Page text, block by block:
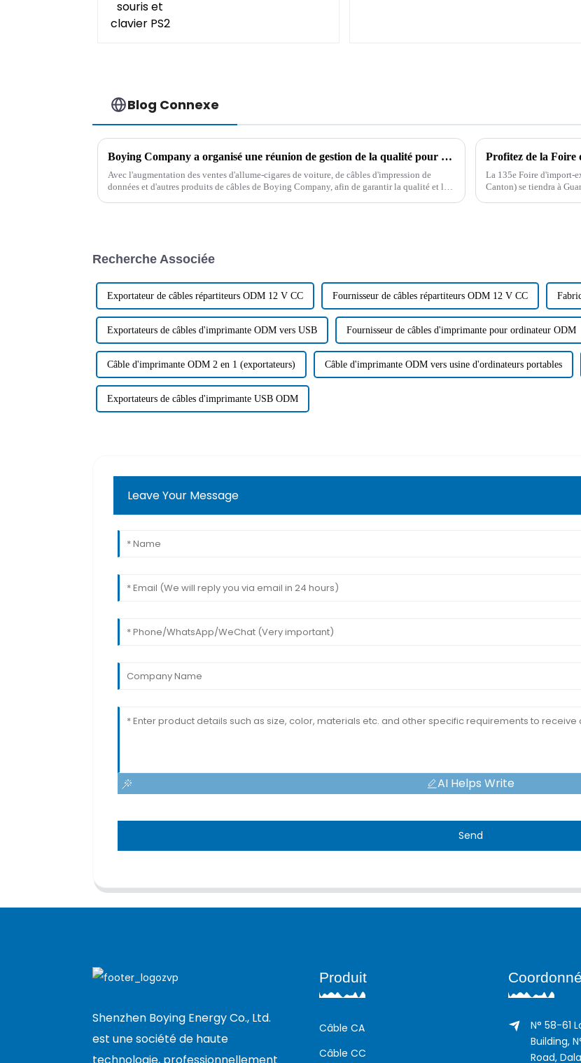
Blog Connexe
Boying Company a organisé une réunion de gestion de la qualité pour souligner les avantages de qualité des produits de câble
Avec l'augmentation des ventes d'allume-cigares de voiture, de câbles d'impression de
données et d'autres produits de câbles de Boying Company, afin de garantir la qualité et le
La 135e Foire d'import-
Canton) se tiendra à
Recherche Associée
Exportateur de câbles répartiteurs ODM 12 V CC Fournisseur de câbles répartiteurs ODM 12 V CC
Exportateurs de câbles d'imprimante ODM vers USB Fournisseur de câbles d'imprimante pour ordinateur ODM
Câble d'imprimante ODM 2 en 1 (exportateurs) Câble d'imprimante ODM vers usine d'ordinateurs portables
Exportateurs de câbles d'imprimante USB ODM
Leave Your Message
AI Helps Write
Send
Shenzhen Boying Energy Co., Ltd.
est une société de haute
Produit
Câble CA
Câble CC
N° 58-61
Building,
Road,